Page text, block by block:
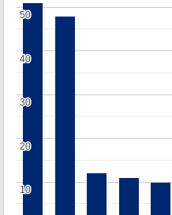
10
10
20
20
30
30
40
40
50
50